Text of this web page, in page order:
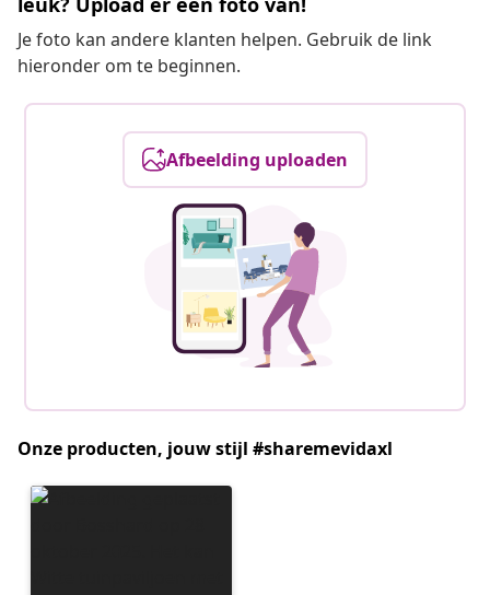
Je foto kan andere klanten helpen. Gebruik de link
hieronder om te beginnen.
Afbeelding uploaden
Onze producten, jouw stijl #sharemevidaxl